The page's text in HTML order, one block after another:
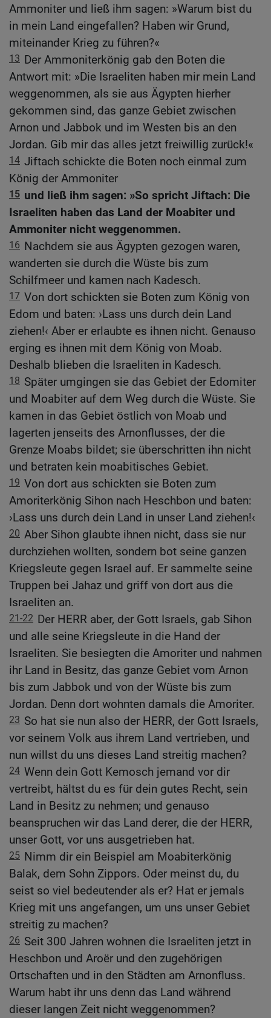
Ammoniter und ließ ihm sagen: »Warum bist du
in mein Land eingefallen? Haben wir Grund,
miteinander Krieg zu führen?«
13 Der Ammoniterkönig gab den Boten die
Antwort mit: »Die Israeliten haben mir mein Land
weggenommen, als sie aus Ägypten hierher
gekommen sind, das ganze Gebiet zwischen
Arnon und Jabbok und im Westen bis an den
Jordan. Gib mir das alles jetzt freiwillig zurück!«
14 Jiftach schickte die Boten noch einmal zum
König der Ammoniter
15 und ließ ihm sagen: »So spricht Jiftach: Die
Israeliten haben das Land der Moabiter und
Ammoniter nicht weggenommen.
16 Nachdem sie aus Ägypten gezogen waren,
wanderten sie durch die Wüste bis zum
Schilfmeer und kamen nach Kadesch.
17 Von dort schickten sie Boten zum König von
Edom und baten: ›Lass uns durch dein Land
ziehen!‹ Aber er erlaubte es ihnen nicht. Genauso
erging es ihnen mit dem König von Moab.
Deshalb blieben die Israeliten in Kadesch.
18 Später umgingen sie das Gebiet der Edomiter
und Moabiter auf dem Weg durch die Wüste. Sie
kamen in das Gebiet östlich von Moab und
lagerten jenseits des Arnonflusses, der die
Grenze Moabs bildet; sie überschritten ihn nicht
und betraten kein moabitisches Gebiet.
19 Von dort aus schickten sie Boten zum
Amoriterkönig Sihon nach Heschbon und baten:
›Lass uns durch dein Land in unser Land ziehen!‹
20 Aber Sihon glaubte ihnen nicht, dass sie nur
durchziehen wollten, sondern bot seine ganzen
Kriegsleute gegen Israel auf. Er sammelte seine
Truppen bei Jahaz und griff von dort aus die
Israeliten an.
21-22 Der HERR aber, der Gott Israels, gab Sihon
und alle seine Kriegsleute in die Hand der
Israeliten. Sie besiegten die Amoriter und nahmen
ihr Land in Besitz, das ganze Gebiet vom Arnon
bis zum Jabbok und von der Wüste bis zum
Jordan. Denn dort wohnten damals die Amoriter.
23 So hat sie nun also der HERR, der Gott Israels,
vor seinem Volk aus ihrem Land vertrieben, und
nun willst du uns dieses Land streitig machen?
24 Wenn dein Gott Kemosch jemand vor dir
vertreibt, hältst du es für dein gutes Recht, sein
Land in Besitz zu nehmen; und genauso
beanspruchen wir das Land derer, die der HERR,
unser Gott, vor uns ausgetrieben hat.
25 Nimm dir ein Beispiel am Moabiterkönig
Balak, dem Sohn Zippors. Oder meinst du, du
seist so viel bedeutender als er? Hat er jemals
Krieg mit uns angefangen, um uns unser Gebiet
streitig zu machen?
26 Seit 300 Jahren wohnen die Israeliten jetzt in
Heschbon und Aroër und den zugehörigen
Ortschaften und in den Städten am Arnonfluss.
Warum habt ihr uns denn das Land während
dieser langen Zeit nicht weggenommen?